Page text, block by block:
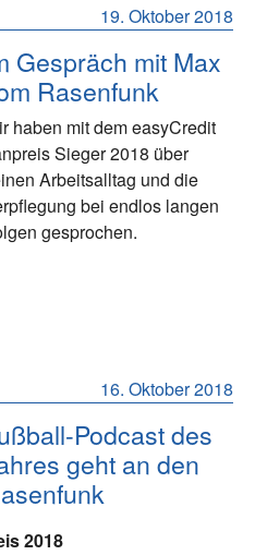
19. Oktober 2018
Gespräch mit Max
Rasenfunk
haben mit dem easyCredit
Sieger 2018 über
Arbeitsalltag und die
bei endlos langen
gesprochen.
16. Oktober 2018
Podcast des
geht an den
2018